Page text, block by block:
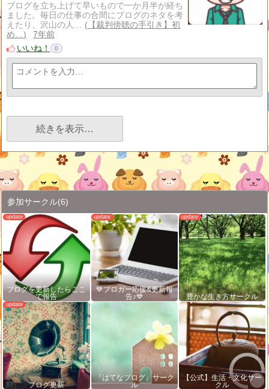
ブログを立ち上げて早いもので一か月半が経ち
ました。毎日の仕事の合間にブログのネタを考
えたり、沢山の人…
【裁判傍聴の手引き】初
め…
7年前
いいね！
0
続きを表示…
参加サークル(6)
ブログを更新したらここ
で報告
💙ブロガー応援&更新報
告♪💙
豊かな生き方サークル
ブログ更新
『はてなブログ』サーク
ル
【公式】生活・文化サー
クル